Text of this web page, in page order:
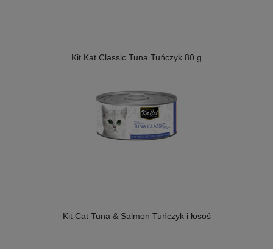
Kit Kat Classic Tuna Tuńczyk 80 g
Kit Cat Tuna & Salmon Tuńczyk i łosoś